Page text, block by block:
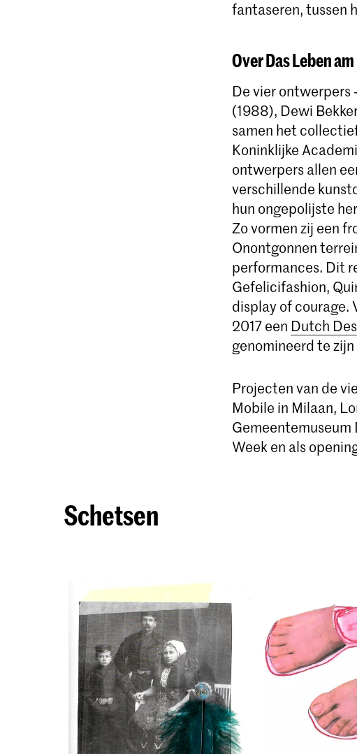
fantaseren, tussen
Over Das Leben
De vier ontwerpers
(1988), Dewi
samen het
Koninklijke
ontwerpers allen
verschillende
hun ongepolijste
Zo vormen zij een
Onontgonnen
performances. Dit
Gefelicifashion,
display of courage.
2017 een Dutch
genomineerd te
Projecten van de
Mobile in Milaan,
Gemeentemuseum
Week en als
Schetsen